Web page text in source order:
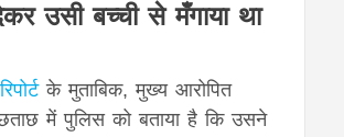
उसी बच्ची से मँगाया था
रिपोर्टके मुताबिक, मुख्य आरोपित
में पुलिस को बताया है कि उसने